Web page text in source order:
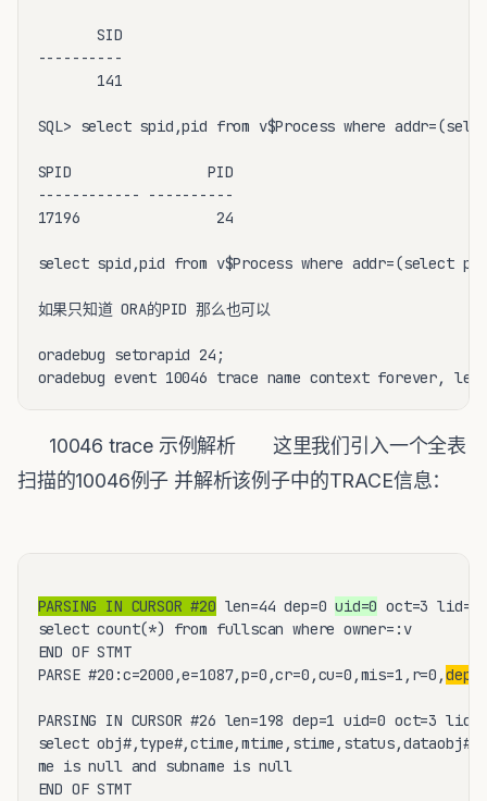
       SID
----------
       141
SQL> select spid,pid from v$Process where
SPID                PID
------------ ----------
17196                24
select spid,pid from v$Process where addr=(select
如果只知道 ORA的PID 那么也可以
oradebug setorapid 24;
oradebug event 10046 trace name context forever,
10046 trace 示例解析 这里我们引入一个全表
扫描的10046例子 并解析该例子中的TRACE信息：
PARSING IN CURSOR #20 len=44 dep=0 uid=0 oct=3 lid=0
select count(*) from fullscan where owner=:v
END OF STMT
PARSE #20:c=2000,e=1087,p=0,cr=0,cu=0,mis=1,r=0,dep=0
PARSING IN CURSOR #26 len=198 dep=1 uid=0 oct=3
select
me is null and subname is null
END OF STMT